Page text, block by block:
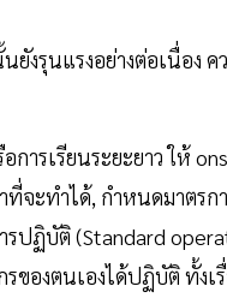
ยังรุนแรงอย่างต่อเนื่อง
ารเรียนระยะยาว ให้
ะทำได้, กำหนดมาตรก
ปฏิบัติ (Standard
องตนเองได้ปฏิบัติ ทั้งเ